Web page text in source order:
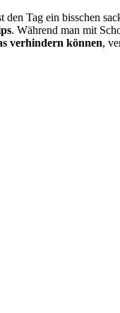
Tag ein bisschen
. Während man mit
verhindern können,